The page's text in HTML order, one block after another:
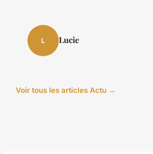
L Lucie
Voir tous les articles Actu →